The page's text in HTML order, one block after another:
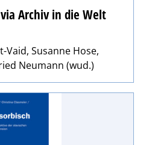
Archiv in die Welt
Susanne Hose,
Neumann (wud.)